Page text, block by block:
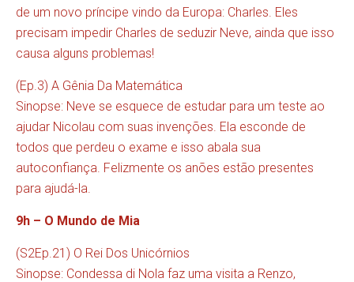
de um novo príncipe vindo da Europa: Charles. Eles
precisam impedir Charles de seduzir Neve, ainda que isso
causa alguns problemas!
(Ep.3) A Gênia Da Matemática
Sinopse: Neve se esquece de estudar para um teste ao
ajudar Nicolau com suas invenções. Ela esconde de
todos que perdeu o exame e isso abala sua
autoconfiança. Felizmente os anões estão presentes
para ajudá-la.
9h – O Mundo de Mia
(S2Ep.21) O Rei Dos Unicórnios
Sinopse: Condessa di Nola faz uma visita a Renzo,